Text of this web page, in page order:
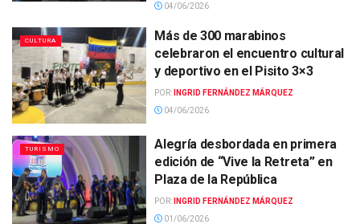
04/06/2026
CULTURA
Más de 300 marabinos
celebraron el encuentro cultural
y deportivo en el Pisito 3×3
POR:
INGRID FERNÁNDEZ MÁRQUEZ
04/06/2026
TURISMO
Alegría desbordada ‎en primera
edición de “Vive la Retreta” en
Plaza de la República
POR:
INGRID FERNÁNDEZ MÁRQUEZ
01/06/2026